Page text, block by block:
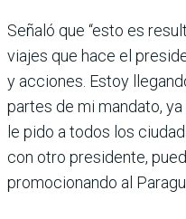
Señaló que “esto es
viajes que hace el
y acciones. Estoy
partes de mi mandato,
le pido a todos los
con otro presidente,
promocionando al